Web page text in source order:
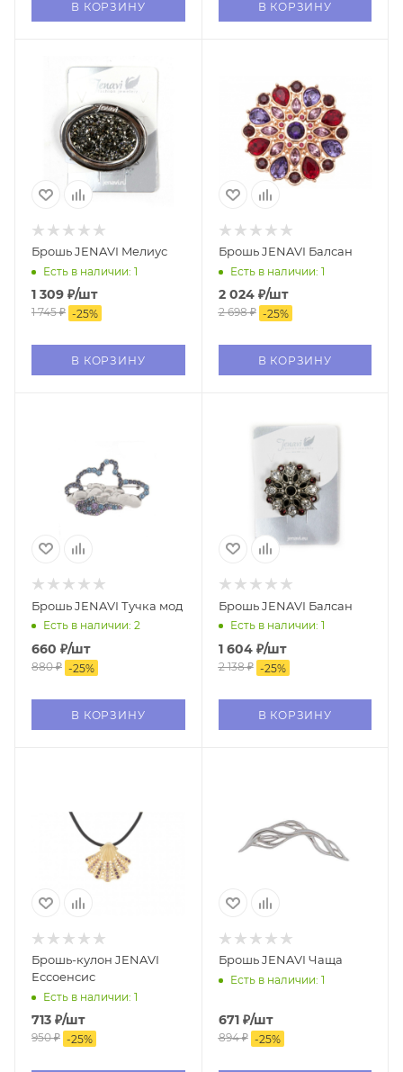
В КОРЗИНУ В КОРЗИНУ
Брошь JENAVI Mелиус
Есть в наличии: 1
1 309 ₽/шт
1 745₽ -25%
В КОРЗИНУ
Брошь JENAVI Балсан
Есть в наличии: 1
2 024₽/шт
2 698₽ -25%
В КОРЗИНУ
Брошь JENAVI Тучка мод
Есть в наличии: 2
660 ₽/шт
880₽ -25%
В КОРЗИНУ
Брошь JENAVI Балсан
Есть в наличии: 1
1 604₽/шт
2 138₽ -25%
В КОРЗИНУ
Брошь-кулон JENAVI
Ессоенсис
Есть в наличии: 1
713 ₽/шт
950₽ -25%
Брошь JENAVI Чаща
Есть в наличии: 1
671₽/шт
894₽ -25%